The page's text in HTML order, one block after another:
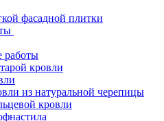
фасадной плитки
работы
кровли
из натуральной черепицы
кровли